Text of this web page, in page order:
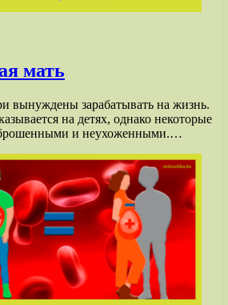
мать
вынуждены зарабатывать на жизнь.
на детях, однако некоторые
и неухоженными.…